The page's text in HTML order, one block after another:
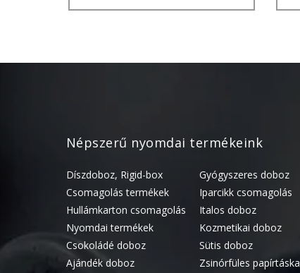
Népszerű nyomdai termékeink
Díszdoboz, Rigid-box
Csomagolás termékek
Hullámkarton csomagolás
Nyomdai termékek
Csokoládé doboz
Ajándék doboz
Gyógyszeres doboz
Iparcikk csomagolás
Italos doboz
Kozmetikai doboz
Sütis doboz
Zsinórfüles papírtáska